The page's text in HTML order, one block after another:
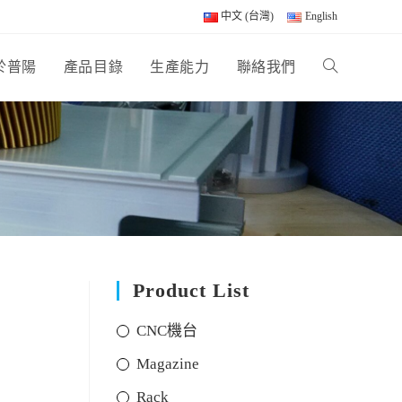
中文 (台灣) English
普陽 產品目錄 生產能力 聯絡我們
Product List
CNC機台
Magazine
Rack